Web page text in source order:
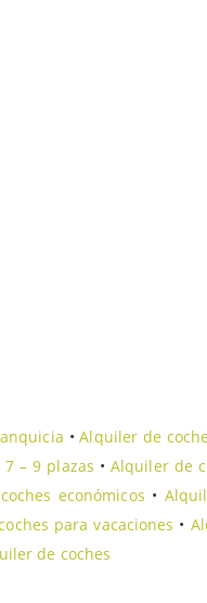
•Alquiler de
– 9 plazas • Alquiler de
económicos •
para vacaciones •
de coches